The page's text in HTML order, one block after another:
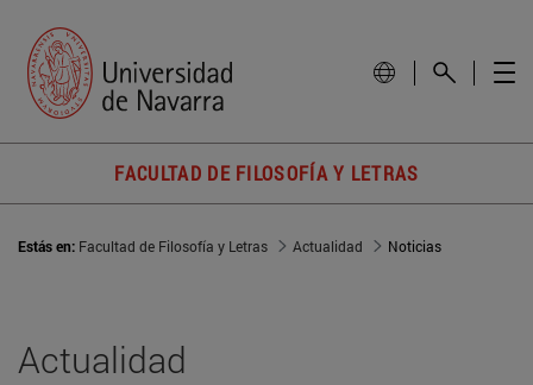
FACULTAD DE FILOSOFÍA Y LETRAS
Estás en: Facultad de Filosofía y Letras Actualidad Noticias
Actualidad